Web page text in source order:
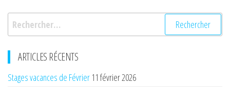
Rechercher :
ARTICLES RÉCENTS
Stages vacances de Février 11 février 2026